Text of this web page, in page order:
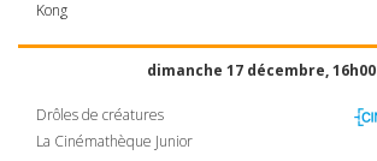
Kong
dimanche 17 décembre, 16h00
Drôles de créatures
La Cinémathèque Junior